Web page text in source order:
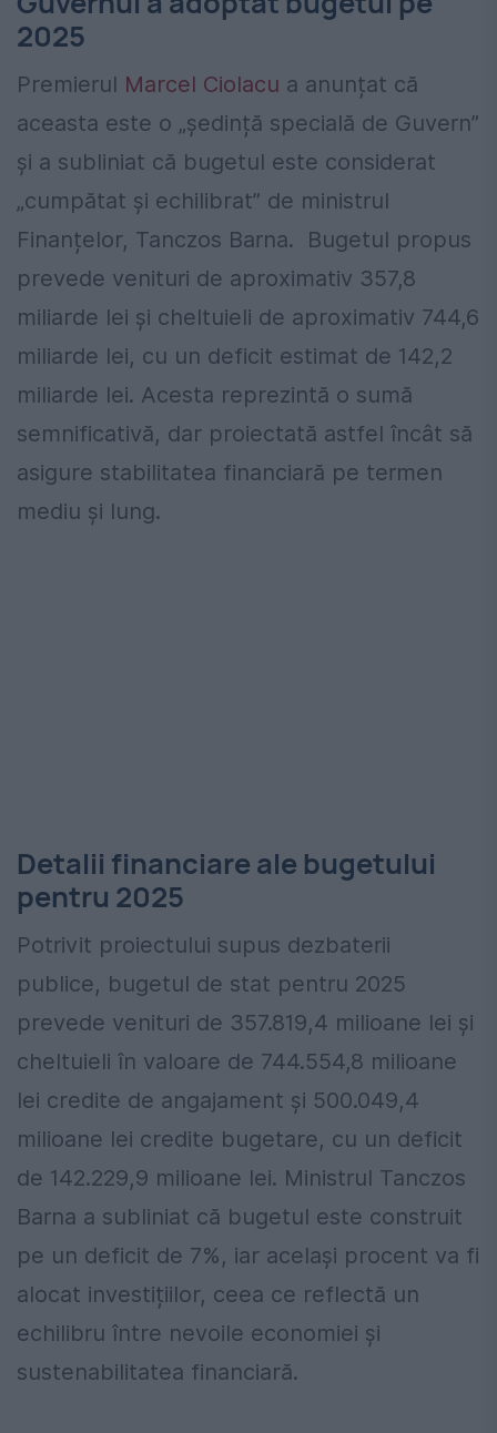
2025
Premierul Marcel Ciolacu a anunțat că
aceasta este o „ședință specială de Guvern”
și a subliniat că bugetul este considerat
„cumpătat și echilibrat” de ministrul
Finanțelor, Tanczos Barna. Bugetul propus
prevede venituri de aproximativ 357,8
miliarde lei și cheltuieli de aproximativ 744,6
miliarde lei, cu un deficit estimat de 142,2
miliarde lei. Acesta reprezintă o sumă
semnificativă, dar proiectată astfel încât să
asigure stabilitatea financiară pe termen
mediu și lung.
Detalii financiare ale bugetului
pentru 2025
Potrivit proiectului supus dezbaterii
publice, bugetul de stat pentru 2025
prevede venituri de 357.819,4 milioane lei și
cheltuieli în valoare de 744.554,8 milioane
lei credite de angajament și 500.049,4
milioane lei credite bugetare, cu un deficit
de 142.229,9 milioane lei. Ministrul Tanczos
Barna a subliniat că bugetul este construit
pe un deficit de 7%, iar același procent va fi
alocat investițiilor, ceea ce reflectă un
echilibru între nevoile economiei și
sustenabilitatea financiară.